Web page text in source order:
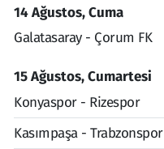
14 Ağustos, Cuma
Galatasaray - Çorum FK
15 Ağustos, Cumartesi
Konyaspor - Rizespor
Kasımpaşa - Trabzonspor